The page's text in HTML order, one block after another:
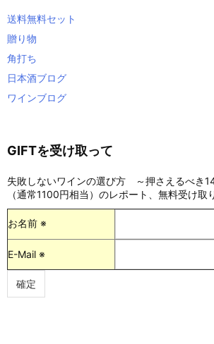
送料無料セット
贈り物
角打ち
日本酒ブログ
ワインブログ
GIFTを受け取って
失敗しないワインの選び方 ～押さえるべき
（通常1100円相当）のレポート、無料受け
お名前 ※
E-Mail ※